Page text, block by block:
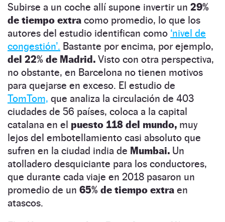
Subirse a un coche allí supone invertir un 29%
de tiempo extra como promedio, lo que los
autores del estudio identifican como ‘nivel de
congestión’. Bastante por encima, por ejemplo,
del 22% de Madrid. Visto con otra perspectiva,
no obstante, en Barcelona no tienen motivos
para quejarse en exceso. El estudio de
TomTom, que analiza la circulación de 403
ciudades de 56 países, coloca a la capital
catalana en el puesto 118 del mundo, muy
lejos del embotellamiento casi absoluto que
sufren en la ciudad india de Mumbai. Un
atolladero desquiciante para los conductores,
que durante cada viaje en 2018 pasaron un
promedio de un 65% de tiempo extra en
atascos.